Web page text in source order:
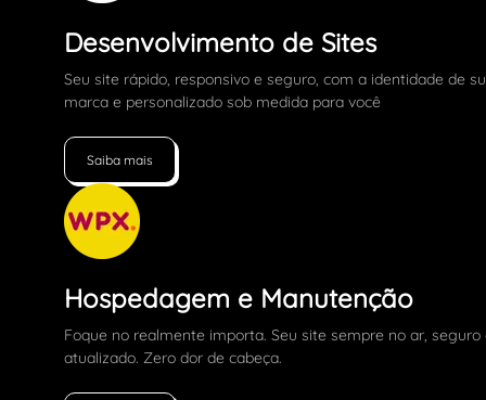
Desenvolvimento de Sites
Seu site rápido, responsivo e seguro, com a identidade de
marca e personalizado sob medida para você
Saiba mais
Hospedagem e Manutenção
Foque no realmente importa. Seu site sempre no ar, seguro
atualizado. Zero dor de cabeça.